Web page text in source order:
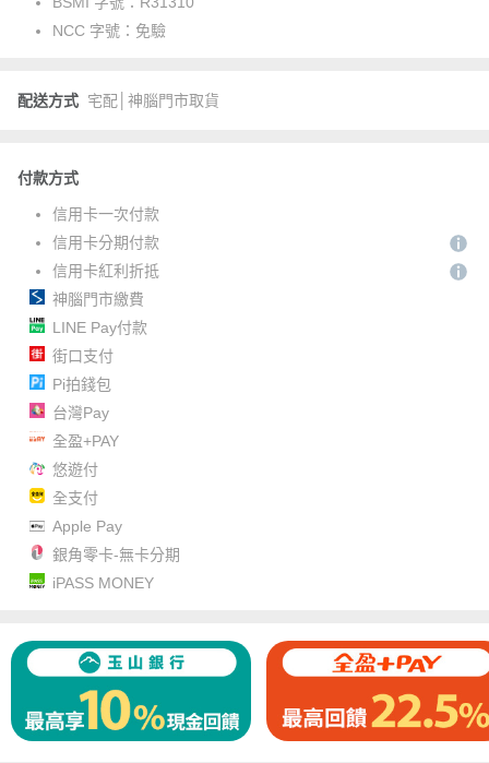
NCC 字號： 免驗
配送方式 宅配│神腦門市取貨
付款方式
信用卡一次付款
信用卡分期付款
信用卡紅利折抵
神腦門市繳費
LINE Pay付款
街口支付
Pi拍錢包
台灣Pay
全盈+PAY
悠遊付
全支付
Apple Pay
銀角零卡-無卡分期
iPASS MONEY